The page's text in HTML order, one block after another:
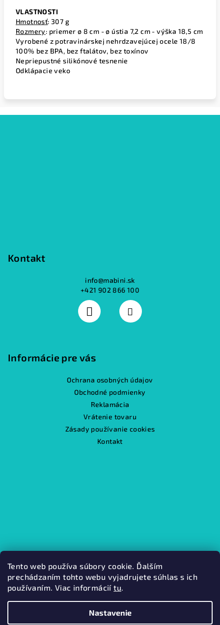
Tento web používa súbory cookie. Ďalším
prechádzaním tohto webu vyjadrujete súhlas s ich
používaním. Viac informáciítu.
Nastavenie
VLASTNOSTI
Hmotnosť: 307 g
Rozmery: priemer ø 8 cm - ø ústia 7,2 cm - výška 18,5 cm
Vyrobené z potravinárskej nehrdzavejúcej ocele 18/8
100% bez BPA, bez ftalátov, bez toxínov
Nepriepustné silikónové tesnenie
Odklápacie veko
Kontakt
info@mabini.sk
+421 902 866 100
Informácie pre vás
Ochrana osobných údajov
Obchodné podmienky
Reklamácia
Vrátenie tovaru
Zásady používanie cookies
Kontakt
Kamenná predajňa